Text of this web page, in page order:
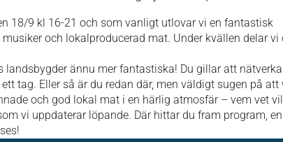
18/9 kl 16-21 och som vanligt utlovar vi en fantastisk
och lokalproducerad mat. Under kvällen delar vi
ännu mer fantastiska! Du gillar att
tag. Eller så är du redan där, men väldigt sugen på
och god lokal mat i en härlig atmosfär – vem vet
som vi uppdaterar löpande. Där hittar du fram program, en